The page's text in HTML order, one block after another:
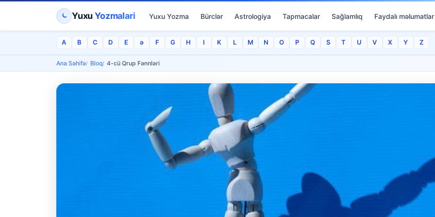
YuxuYozmalari Yuxu Yozma Bürclər Astrologiya Tapmacalar Sağlamlıq Faydalı məlumatlar
A B C D E ə F G H I K L M N O P Q S T U V X Y Z
Ana Səhifə Bloq 4-cü Qrup Fənnləri